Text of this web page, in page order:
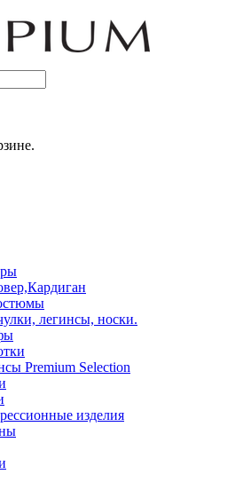
легинсы, носки.
Premium Selection
изделия